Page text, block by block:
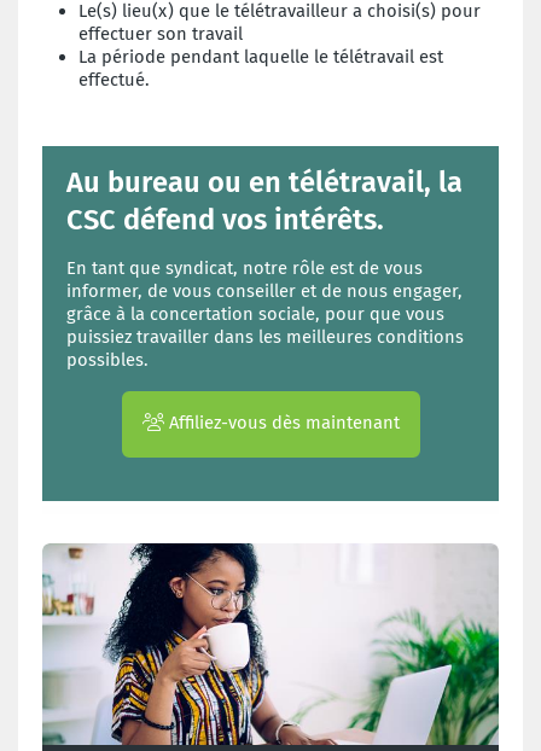
Le(s) lieu(x) que le télétravailleur a choisi(s) pour
effectuer son travail
La période pendant laquelle le télétravail est
effectué.
Au bureau ou en télétravail, la
CSC défend vos intérêts.
En tant que syndicat, notre rôle est de vous
informer, de vous conseiller et de nous engager,
grâce à la concertation sociale, pour que vous
puissiez travailler dans les meilleures conditions
possibles.
Affiliez-vous dès maintenant